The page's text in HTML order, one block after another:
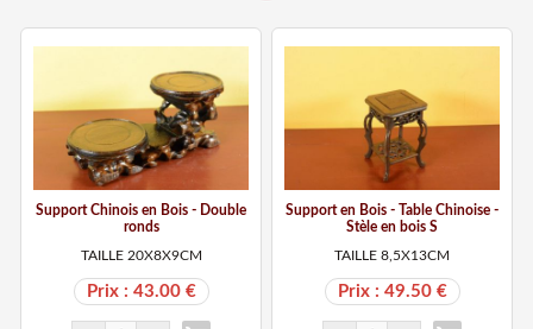
Support Chinois en Bois - Double
ronds
TAILLE 20X8X9CM
Prix : 43.00 €
Support en Bois - Table Chinoise -
Stèle en bois S
TAILLE 8,5X13CM
Prix : 49.50 €